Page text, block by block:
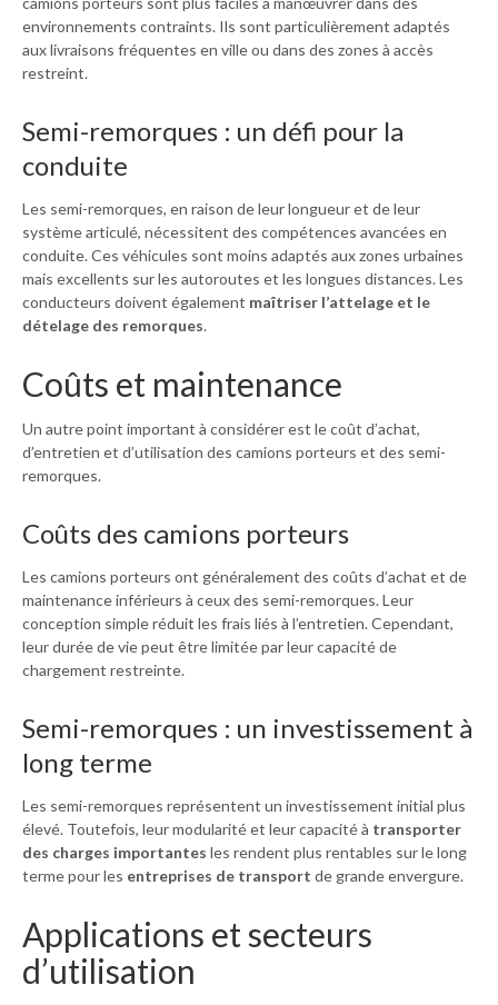
environnements contraints. Ils sont particulièrement adaptés
aux livraisons fréquentes en ville ou dans des zones à accès
restreint.
Semi-remorques : un défi pour la
conduite
Les semi-remorques, en raison de leur longueur et de leur
système articulé, nécessitent des compétences avancées en
conduite. Ces véhicules sont moins adaptés aux zones urbaines
mais excellents sur les autoroutes et les longues distances. Les
conducteurs doivent également maîtriser l’attelage et le
dételage des remorques.
Coûts et maintenance
Un autre point important à considérer est le coût d’achat,
d’entretien et d’utilisation des camions porteurs et des semi-
remorques.
Coûts des camions porteurs
Les camions porteurs ont généralement des coûts d’achat et de
maintenance inférieurs à ceux des semi-remorques. Leur
conception simple réduit les frais liés à l’entretien. Cependant,
leur durée de vie peut être limitée par leur capacité de
chargement restreinte.
Semi-remorques : un investissement à
long terme
Les semi-remorques représentent un investissement initial plus
élevé. Toutefois, leur modularité et leur capacité à transporter
des charges importantes les rendent plus rentables sur le long
terme pour les entreprises de transport de grande envergure.
Applications et secteurs
d’utilisation